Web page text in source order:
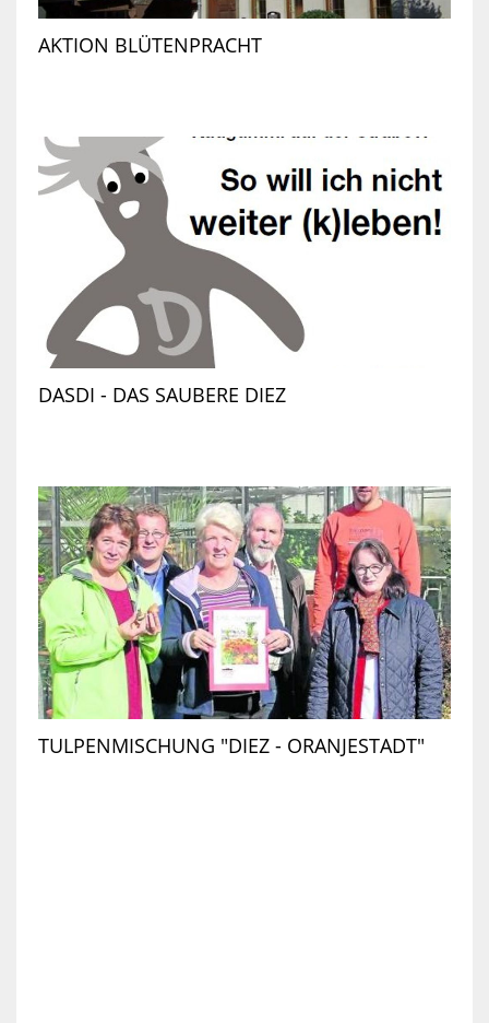
AKTION BLÜTENPRACHT
DASDI - DAS SAUBERE DIEZ
TULPENMISCHUNG "DIEZ - ORANJESTADT"